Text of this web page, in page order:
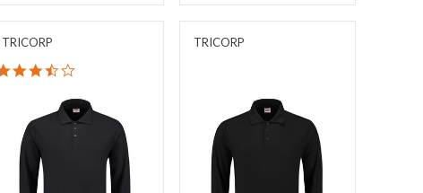
TRICORP
3.6 star rating
TRICORP